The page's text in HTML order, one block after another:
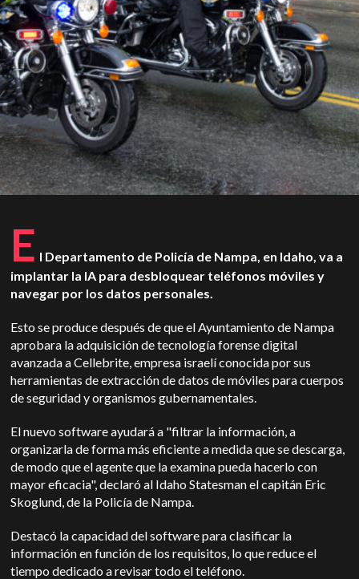
E l Departamento de Policía de Nampa, en Idaho, va a
implantar la IA para desbloquear teléfonos móviles y
navegar por los datos personales.
Esto se produce después de que el Ayuntamiento de Nampa
aprobara la adquisición de tecnología forense digital
avanzada a Cellebrite, empresa israelí conocida por sus
herramientas de extracción de datos de móviles para cuerpos
de seguridad y organismos gubernamentales.
El nuevo software ayudará a "filtrar la información, a
organizarla de forma más eficiente a medida que se descarga,
de modo que el agente que la examina pueda hacerlo con
mayor eficacia", declaró al Idaho Statesman el capitán Eric
Skoglund, de la Policía de Nampa.
Destacó la capacidad del software para clasificar la
información en función de los requisitos, lo que reduce el
tiempo dedicado a revisar todo el teléfono.